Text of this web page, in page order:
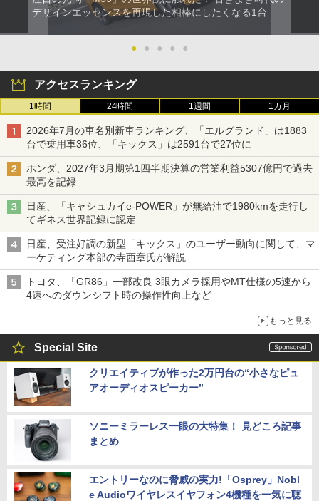
デザインエッセンスを再現した相棒にしたくなる1台
● ● ● ● ●
アクセスランキング
1時間 24時間 1週間 1カ月
2026年7月の車名別新車ランキング、「エルグランド」は1883
台で乗用車36位、「キックス」は2591台で27位に
ホンダ、2027年3月期第1四半期決算の営業利益5307億円で過去
最高を記録
日産、「キャシュカイe-POWER」が無給油で1980kmを走行し
てギネス世界記録に認定
日産、受注好調の新型「キックス」のユーザー動向に関して、マ
ーケティング本部の寺西章氏が解説
トヨタ、「GR86」一部改良 3眼カメラ採用やMT仕様の5速から
4速へのダウンシフト時の操作性向上など
もっと見る
Special Site
クリエイティブが作った2万円台の“小さなピュ
アオーディオスピーカー”
ソニーミラーレス一眼の大特集！ 見どころ記事
まとめ
エントリーなのに脅威の実力!「Osprey」Nobl
e Audioワイヤレスイヤフォン4機種を一気に聴